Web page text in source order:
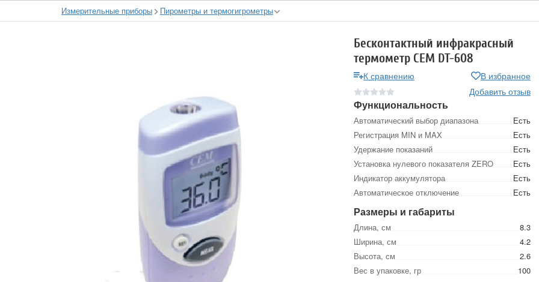
Измерительные приборы Пирометры и термогигрометры
Бесконтактный инфракрасный
термометр СЕМ DT-608
К сравнению
В избранное
Добавить отзыв
Функциональность
Автоматический выбор диапазона
Есть
Регистрация MIN и MAX
Есть
Удержание показаний
Есть
Установка нулевого показателя ZERO
Есть
Индикатор аккумулятора
Есть
Автоматическое отключение
Есть
Размеры и габариты
Длина, см
8.3
Ширина, см
4.2
Высота, см
2.6
Вес в упаковке, гр
100